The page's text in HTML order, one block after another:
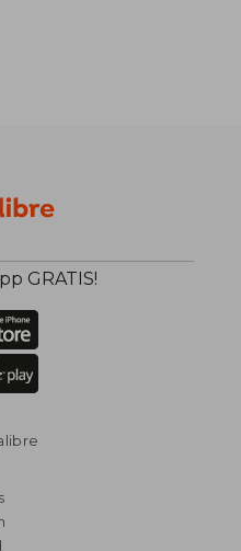
GRATIS!